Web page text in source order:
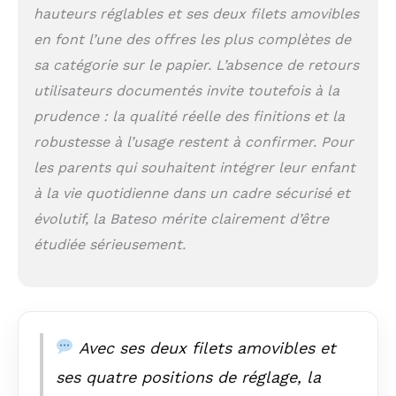
certifié CPC, ce qui
marchepied est
absolument qualifié
pour chaque détail
bois et du rail de
sécurité au matériel.
Notre marchepied
pour tout-petit est
fabriqué en bois de
bouleau massif
[CADEAU PARFAIT
ENFANTS] Les
hauteurs réglables et ses deux filets amovibles
en font l’une des offres les plus complètes de
sa catégorie sur le papier. L’absence de retours
utilisateurs documentés invite toutefois à la
prudence : la qualité réelle des finitions et la
robustesse à l’usage restent à confirmer. Pour
les parents qui souhaitent intégrer leur enfant
à la vie quotidienne dans un cadre sécurisé et
évolutif, la Bateso mérite clairement d’être
étudiée sérieusement.
Avec ses deux filets amovibles et
ses quatre positions de réglage, la